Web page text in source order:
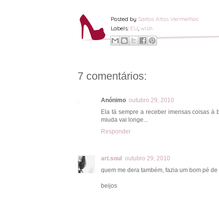
Posted by Saltos Altos Vermelhos
Labels: EU wish
7 comentários:
Anónimo outubro 29, 2010
Ela tá sempre a receber imensas coisas à
miuda vai longe...
Responder
art.soul outubro 29, 2010
quem me dera também, fazia um bom pé
beijos